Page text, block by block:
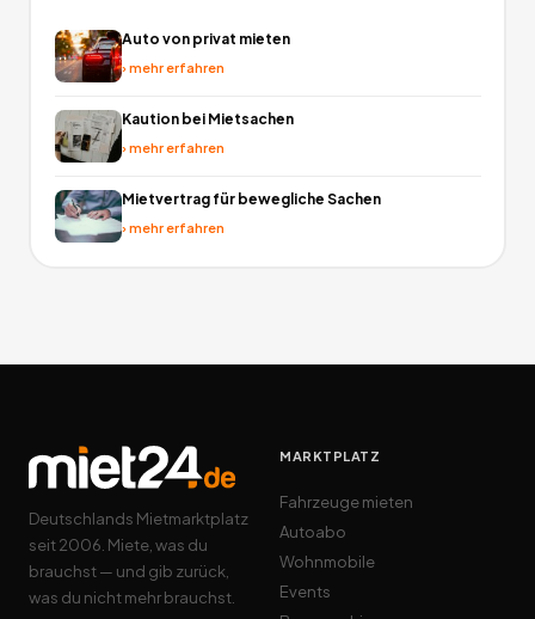
Auto von privat mieten
›mehr erfahren
Kaution bei Mietsachen
›mehr erfahren
Mietvertrag für bewegliche Sachen
›mehr erfahren
Deutschlands Mietmarktplatz
seit 2006. Miete, was du
brauchst — und gib zurück,
was du nicht mehr brauchst.
MARKTPLATZ
Fahrzeuge mieten
Autoabo
Wohnmobile
Events